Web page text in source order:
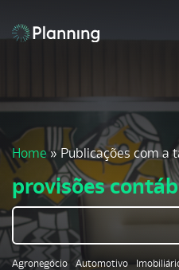
Home»Publicações com a
provisões
Agronegócio Automotivo